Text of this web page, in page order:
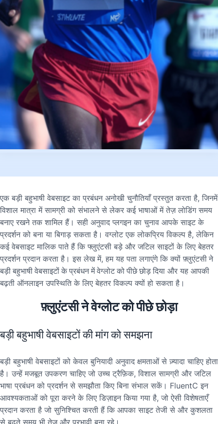
एक बड़ी बहुभाषी वेबसाइट का प्रबंधन अनोखी चुनौतियाँ प्रस्तुत करता है, जिनमें
विशाल मात्रा में सामग्री को संभालने से लेकर कई भाषाओं में तेज़ लोडिंग समय
बनाए रखने तक शामिल हैं। सही अनुवाद प्लगइन का चुनाव आपके साइट के
प्रदर्शन को बना या बिगाड़ सकता है। वग्लोट एक लोकप्रिय विकल्प है, लेकिन
कई वेबसाइट मालिक पाते हैं कि फ्लुएंटसी बड़े और जटिल साइटों के लिए बेहतर
प्रदर्शन प्रदान करता है। इस लेख में, हम यह पता लगाएंगे कि क्यों फ़्लुएंटसी ने
बड़ी बहुभाषी वेबसाइटों के प्रबंधन में वेग्लोट को पीछे छोड़ दिया और यह आपकी
बढ़ती ऑनलाइन उपस्थिति के लिए बेहतर विकल्प क्यों हो सकता है।
फ़्लुएंटसी ने वेग्लोट को पीछे छोड़ा
बड़ी बहुभाषी वेबसाइटों की मांग को समझना
बड़ी बहुभाषी वेबसाइटों को केवल बुनियादी अनुवाद क्षमताओं से ज़्यादा चाहिए होता
है। उन्हें मजबूत उपकरण चाहिए जो उच्च ट्रैफ़िक, विशाल सामग्री और जटिल
भाषा प्रबंधन को प्रदर्शन से समझौता किए बिना संभाल सकें। FluentC इन
आवश्यकताओं को पूरा करने के लिए डिज़ाइन किया गया है, जो ऐसी विशेषताएँ
प्रदान करता है जो सुनिश्चित करती हैं कि आपका साइट तेजी से और कुशलता
से बढ़ते समय भी तेज़ और प्रभावी बना रहे।